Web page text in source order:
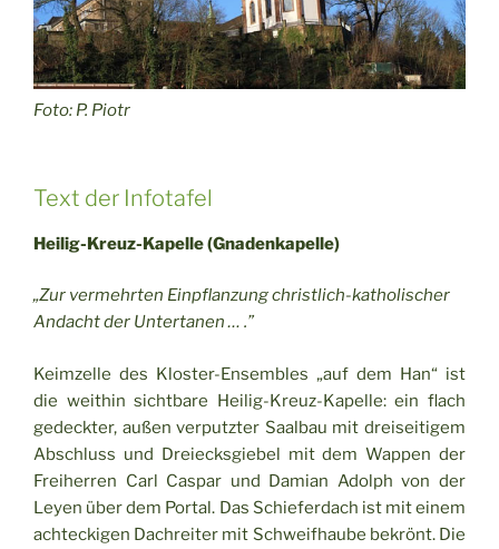
Foto: P. Piotr
Text der Infotafel
Heilig-Kreuz-Kapelle (Gnadenkapelle)
„Zur vermehrten Einpflanzung christlich-katholischer
Andacht der Untertanen … .”
Keimzelle des Kloster-Ensembles „auf dem Han“ ist
die weithin sichtbare Heilig-Kreuz-Kapelle: ein flach
gedeckter, außen verputzter Saalbau mit dreiseitigem
Abschluss und Dreiecksgiebel mit dem Wappen der
Freiherren Carl Caspar und Damian Adolph von der
Leyen über dem Portal. Das Schieferdach ist mit einem
achteckigen Dachreiter mit Schweifhaube bekrönt. Die